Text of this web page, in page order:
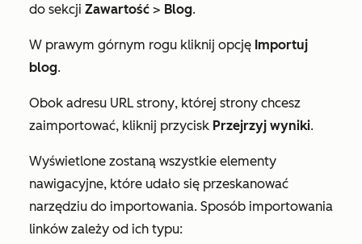
do sekcji Zawartość > Blog.
W prawym górnym rogu kliknij opcję Importuj
blog.
Obok adresu URL strony, której strony chcesz
zaimportować, kliknij przycisk Przejrzyj wyniki.
Wyświetlone zostaną wszystkie elementy
nawigacyjne, które udało się przeskanować
narzędziu do importowania. Sposób importowania
linków zależy od ich typu: